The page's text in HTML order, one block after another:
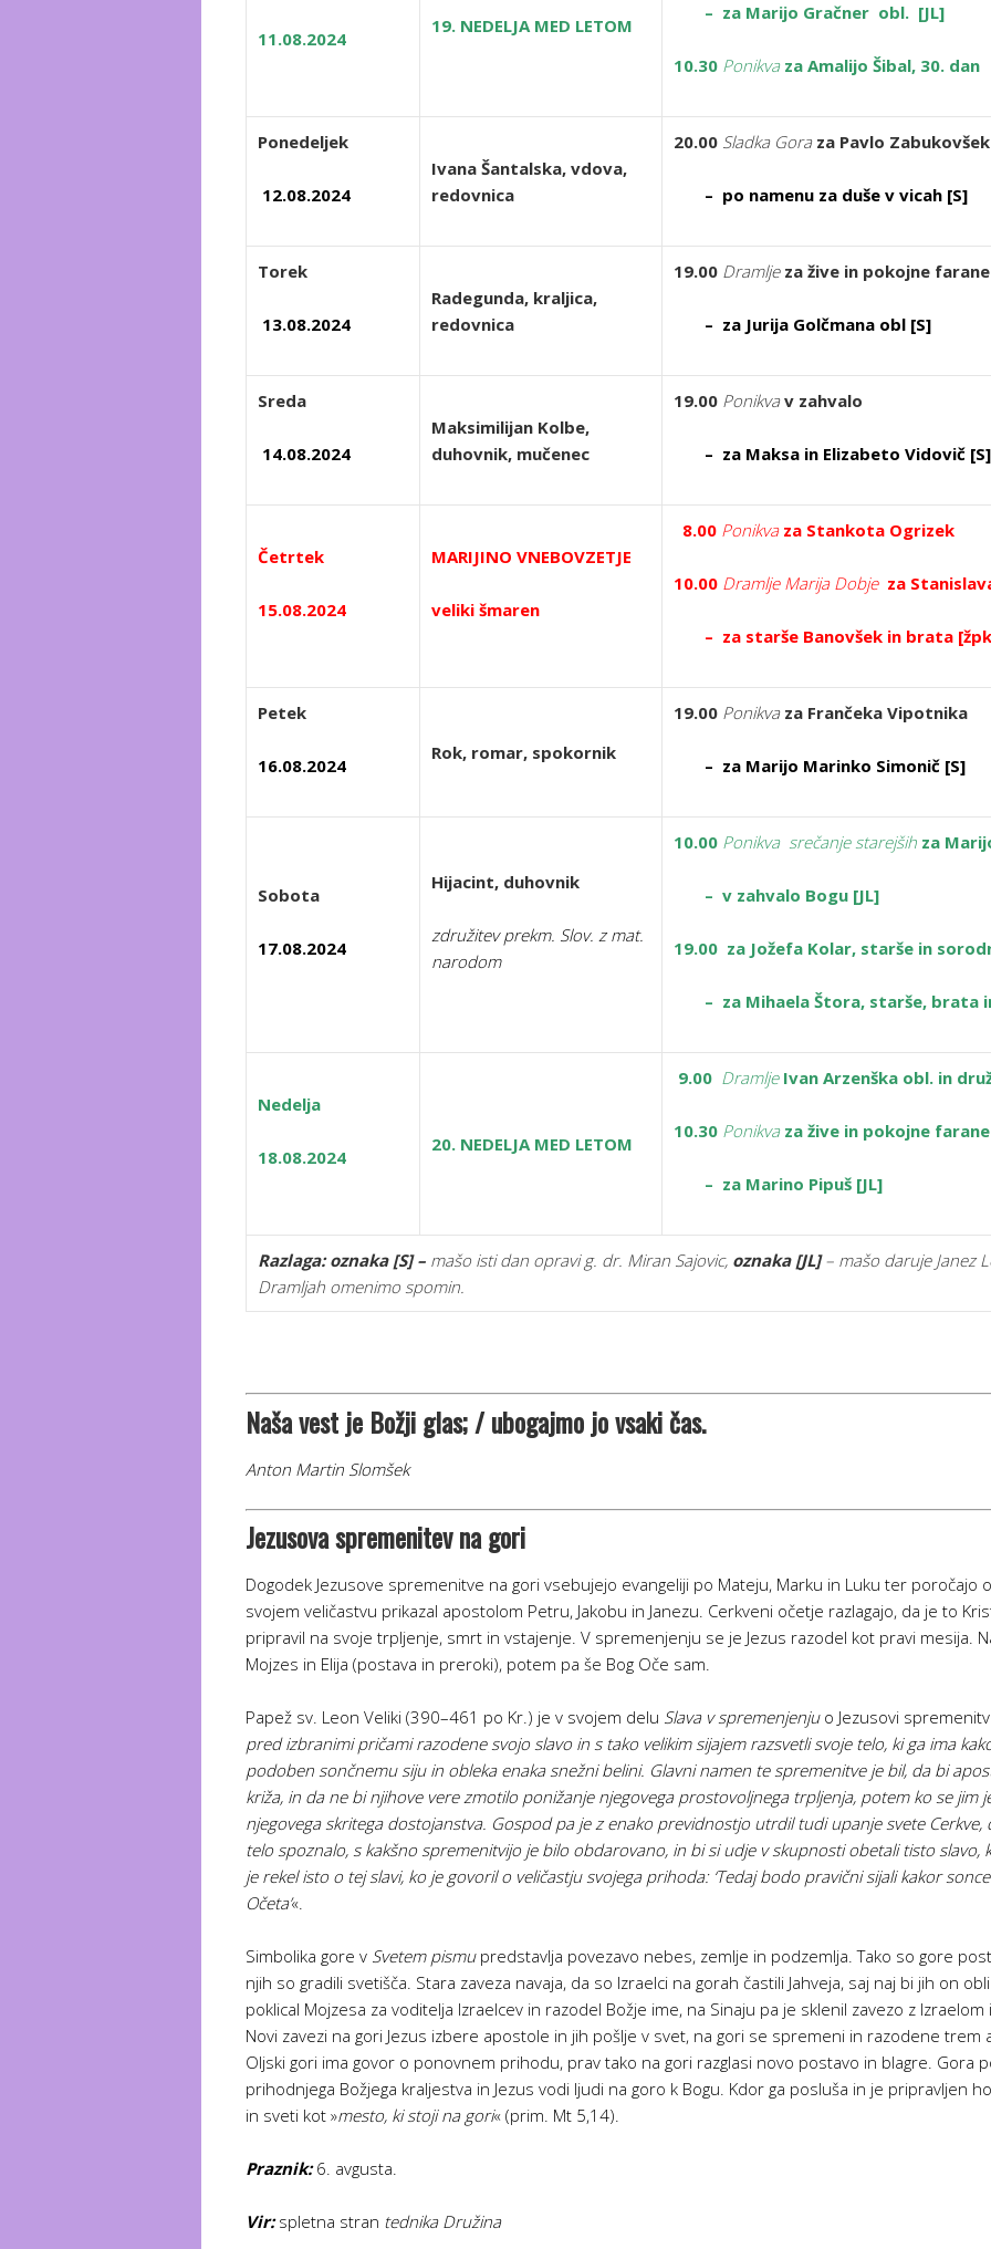
11.08.2024
19. NEDELJA MED LETOM
– za Marijo Gračner obl. [JL]
10.30 Ponikva za Amalijo Šibal, 30. dan
Ponedeljek
12.08.2024
Ivana Šantalska, vdova,
redovnica
20.00 Sladka Gora za Pavlo Zabukovšek
– po namenu za duše v vicah [S]
Torek
13.08.2024
Radegunda, kraljica,
redovnica
19.00 Dramlje za žive in pokojne farane
– za Jurija Golčmana obl [S]
Sreda
14.08.2024
Maksimilijan Kolbe,
duhovnik, mučenec
19.00 Ponikvav zahvalo
– za Maksa in Elizabeto Vidovič [S]
Četrtek
15.08.2024
MARIJINO VNEBOVZETJE
veliki šmaren
8.00 Ponikva za Stankota Ogrizek
10.00 Dramlje Marija Dobje za
– za starše Banovšek in brata
Petek
16.08.2024
Rok, romar, spokornik
19.00 Ponikvaza Frančeka Vipotnika
– za Marijo Marinko Simonič [S]
Sobota
17.08.2024
Hijacint, duhovnik
združitev prekm. Slov. z mat.
narodom
10.00 Ponikva srečanje starejših za
– v zahvalo Bogu [JL]
19.00 za Jožefa Kolar, starše in
– za Mihaela Štora, starše, brata
Nedelja
18.08.2024
20. NEDELJA MED LETOM
9.00 Dramlje Ivan Arzenška obl. in
10.30 Ponikva za žive in pokojne
– za Marino Pipuš [JL]
Razlaga:oznaka [S] – mašo isti dan opravi g. dr. Miran Sajovic, oznaka [JL]– mašo daruje Janez
Dramljah omenimo spomin.
Naša vest je Božji glas; / ubogajmo jo vsaki čas.
Anton Martin Slomšek
Jezusova spremenitev na gori
Dogodek Jezusove spremenitve na gori vsebujejo evangeliji po Mateju, Marku in Luku ter poročajo
svojem veličastvu prikazal apostolom Petru, Jakobu in Janezu. Cerkveni očetje razlagajo, da je to
pripravil na svoje trpljenje, smrt in vstajenje. V spremenjenju se je Jezus razodel kot pravi mesija.
Mojzes in Elija (postava in preroki), potem pa še Bog Oče sam.
Papež sv. Leon Veliki (390–461 po Kr.) je v svojem delu Slava v spremenjenju o Jezusovi
pred izbranimi pričami razodene svojo slavo in s tako velikim sijajem razsvetli svoje telo, ki ga ima
podoben sončnemu siju in obleka enaka snežni belini. Glavni namen te spremenitve je bil, da bi
križa, in da ne bi njihove vere zmotilo ponižanje njegovega prostovoljnega trpljenja, potem ko se jim
njegovega skritega dostojanstva. Gospod pa je z enako previdnostjo utrdil tudi upanje svete
telo spoznalo, s kakšno spremenitvijo je bilo obdarovano, in bi si udje v skupnosti obetali tisto slavo,
je rekel isto o tej slavi, ko je govoril o veličastju svojega prihoda: ‘Tedaj bodo pravični sijali kakor
Očeta’«.
Simbolika gore v Svetem pismupredstavlja povezavo nebes, zemlje in podzemlja. Tako so gore
njih so gradili svetišča. Stara zaveza navaja, da so Izraelci na gorah častili Jahveja, saj naj bi jih on
poklical Mojzesa za voditelja Izraelcev in razodel Božje ime, na Sinaju pa je sklenil zavezo z
Novi zavezi na gori Jezus izbere apostole in jih pošlje v svet, na gori se spremeni in razodene trem
Oljski gori ima govor o ponovnem prihodu, prav tako na gori razglasi novo postavo in blagre. Gora
prihodnjega Božjega kraljestva in Jezus vodi ljudi na goro k Bogu. Kdor ga posluša in je pripravljen
in sveti kot »mesto, ki stoji na gori« (prim. Mt 5,14).
Praznik:6. avgusta.
Vir:spletna stran tednika Družina